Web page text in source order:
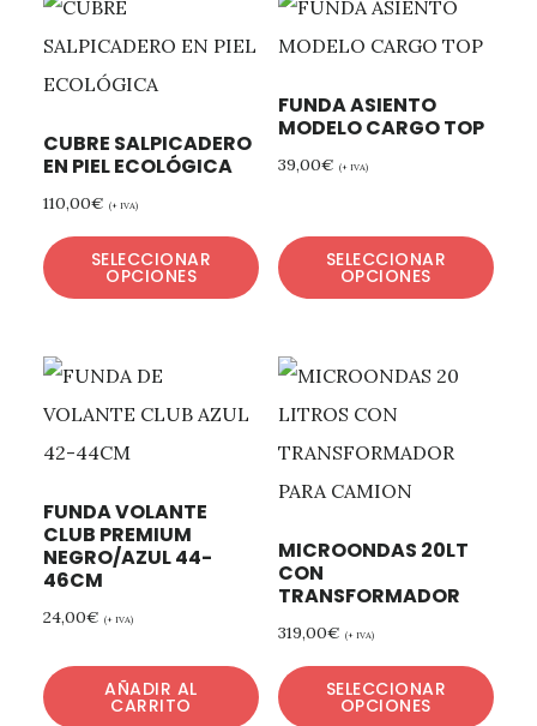
CUBRE SALPICADERO
EN PIEL ECOLÓGICA
110,00€ (+ IVA)
SELECCIONAR
OPCIONES
FUNDA ASIENTO
MODELO CARGO TOP
39,00€ (+ IVA)
SELECCIONAR
OPCIONES
FUNDA VOLANTE
CLUB PREMIUM
NEGRO/AZUL 44-
46CM
24,00€ (+ IVA)
AÑADIR AL
CARRITO
MICROONDAS 20LT
CON
TRANSFORMADOR
319,00€ (+ IVA)
SELECCIONAR
OPCIONES